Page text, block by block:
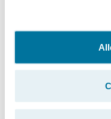
Service-
umfangreicher
neuer
die Parameter